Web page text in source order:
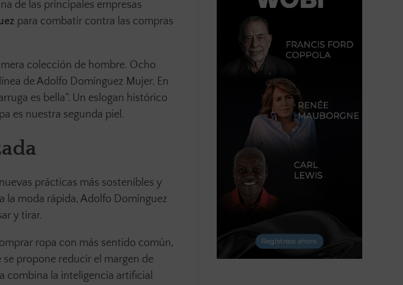
de las principales empresas
para combatir contra las compras
colección de hombre. Ocho
de Adolfo Domínguez Mujer. En
es bella”. Un eslogan histórico
es nuestra segunda piel.
prácticas más sostenibles y
la moda rápida, Adolfo Domínguez
y tirar.
ropa con más sentido común,
propone reducir el margen de
combina la inteligencia artificial